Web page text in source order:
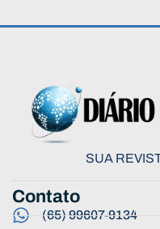
SUA
Contato
(65) 99607-9134